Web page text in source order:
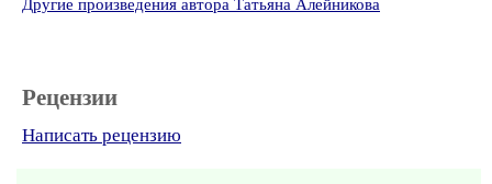
Другие произведения автора Татьяна Алейникова
Рецензии
Написать рецензию